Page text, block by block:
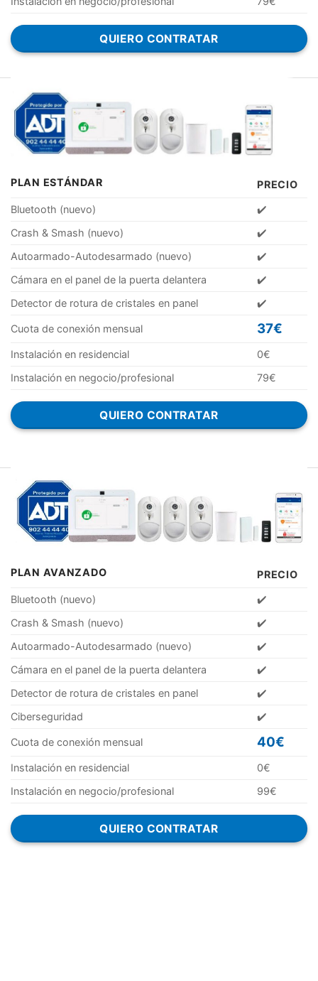
QUIERO CONTRATAR
PLAN ESTÁNDAR PRECIO
Bluetooth (nuevo)
✔️
Crash & Smash (nuevo)
✔️
Autoarmado-Autodesarmado (nuevo)
✔️
Cámara en el panel de la puerta delantera
✔️
Detector de rotura de cristales en panel
✔️
Cuota de conexión mensual 37€
Instalación en residencial
0€
Instalación en negocio/profesional
79€
QUIERO CONTRATAR
PLAN AVANZADO PRECIO
Bluetooth (nuevo)
✔️
Crash & Smash (nuevo)
✔️
Autoarmado-Autodesarmado (nuevo)
✔️
Cámara en el panel de la puerta delantera
✔️
Detector de rotura de cristales en panel
✔️
Ciberseguridad
✔️
Cuota de conexión mensual 40€
Instalación en residencial
0€
Instalación en negocio/profesional
99€
QUIERO CONTRATAR